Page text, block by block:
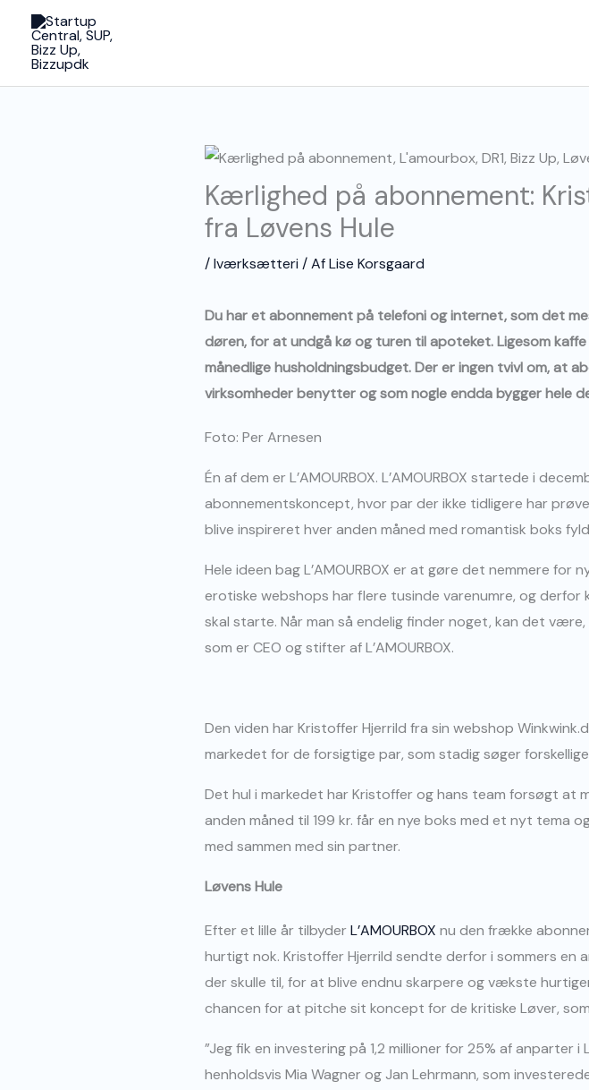
indholdet
Kærlighed på abonnement:
fra Løvens Hule
/Iværksætteri / AfLise Korsgaard
Du har et abonnement på telefoni og internet, som det
døren, for at undgå kø og turen til apoteket. Ligesom
månedlige husholdningsbudget. Der er ingen tvivl om, at
virksomheder benytter og som nogle endda bygger hele
Foto: Per Arnesen
Én af dem er L’AMOURBOX. L’AMOURBOX startede i
abonnementskoncept, hvor par der ikke tidligere har
blive inspireret hver anden måned med romantisk boks
Hele ideen bag L’AMOURBOX er at gøre det nemmere
erotiske webshops har flere tusinde varenumre, og derfor
skal starte. Når man så endelig finder noget, kan det
som er CEO og stifter af L’AMOURBOX.
Den viden har Kristoffer Hjerrild fra sin webshop
markedet for de forsigtige par, som stadig søger
Det hul i markedet har Kristoffer og hans team forsøgt
anden måned til 199 kr. får en nye boks med et nyt tema
med sammen med sin partner.
Løvens Hule
Efter et lille år tilbyderL’AMOURBOX nu den frække
hurtigt nok. Kristoffer Hjerrild sendte derfor i sommers en
der skulle til, for at blive endnu skarpere og vækste
chancen for at pitche sit koncept for de kritiske Løver,
”Jeg fik en investering på 1,2 millioner for 25% af anparter i
henholdsvis Mia Wagner og Jan Lehrmann, som